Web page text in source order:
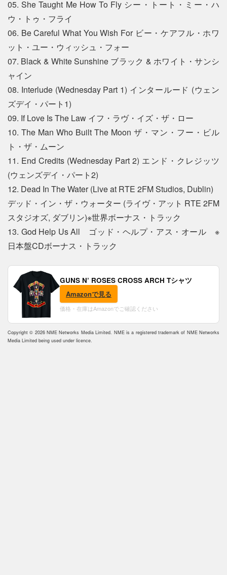
05. She Taught Me How To Fly シー・トート・ミー・ハ
ウ・トゥ・フライ
06. Be Careful What You Wish For ビー・ケアフル・ホワ
ット・ユー・ウィッシュ・フォー
07. Black & White Sunshine ブラック & ホワイト・サンシ
ャイン
08. Interlude (Wednesday Part 1) インタールード (ウェン
ズデイ・パート1)
09. If Love Is The Law イフ・ラヴ・イズ・ザ・ロー
10. The Man Who Built The Moon ザ・マン・フー・ビル
ト・ザ・ムーン
11. End Credits (Wednesday Part 2) エンド・クレジッツ
(ウェンズデイ・パート2)
12. Dead In The Water (Live at RTE 2FM Studios, Dublin)
デッド・イン・ザ・ウォーター (ライヴ・アット RTE 2FM
スタジオズ, ダブリン)※世界ボーナス・トラック
13. God Help Us All ゴッド・ヘルプ・アス・オール ※
日本盤CDボーナス・トラック
GUNS N’ ROSES CROSS ARCH Tシャツ
Amazonで見る
価格・在庫はAmazonでご確認ください
Copyright © 2026 NME Networks Media Limited. NME is a registered trademark of NME Networks
Media Limited being used under licence.